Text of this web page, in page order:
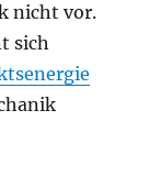
nicht vor.
sich